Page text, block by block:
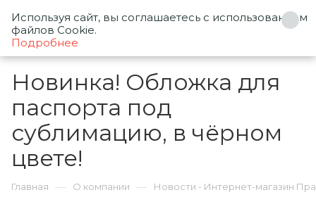
0
Новинка! Обложка для
паспорта под
сублимацию, в чёрном
цвете!
Главная — О компании — Новости - Интернет-магазин
Используя сайт, вы соглашаетесь с использованием
файлов Cookie.
Подробнее